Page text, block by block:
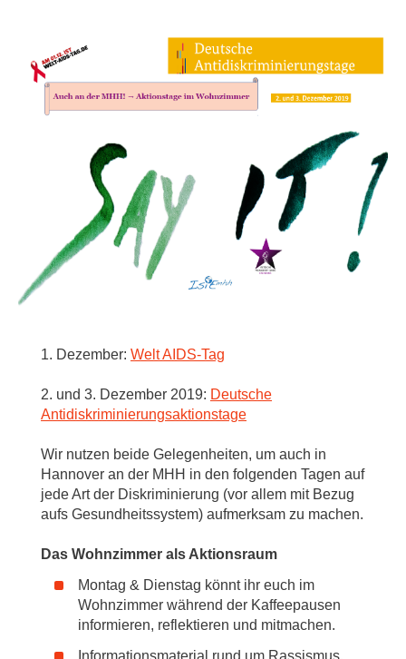
1. Dezember: Welt AIDS-Tag
2. und 3. Dezember 2019: Deutsche
Antidiskriminierungsaktionstage
Wir nutzen beide Gelegenheiten, um auch in
Hannover an der MHH in den folgenden Tagen auf
jede Art der Diskriminierung (vor allem mit Bezug
aufs Gesundheitssystem) aufmerksam zu machen.
Das Wohnzimmer als Aktionsraum
Montag & Dienstag könnt ihr euch im
Wohnzimmer während der Kaffeepausen
informieren, reflektieren und mitmachen.
Informationsmaterial rund um Rassismus,